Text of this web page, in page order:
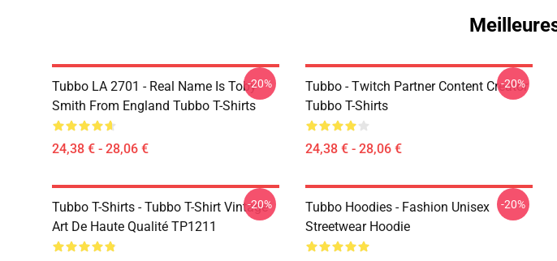
Tubbo LA 2701 - Real Name Is Toby
Smith From England Tubbo T-Shirts
24,38 € - 28,06 €
-20%
Tubbo - Twitch Partner Content Creator
Tubbo T-Shirts
24,38 € - 28,06 €
-20%
Tubbo T-Shirts - Tubbo T-Shirt Vintage
Art De Haute Qualité TP1211
-20%
Tubbo Hoodies - Fashion Unisex
Streetwear Hoodie
-20%